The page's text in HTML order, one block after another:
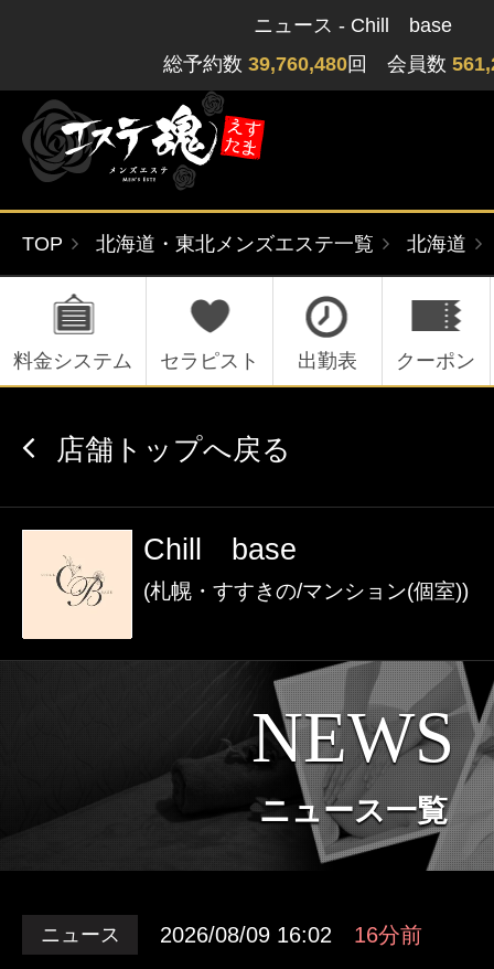
ニュース - Chill base
総予約数 39,760,480回 会員数
閲覧履歴
ゲストさん
関西版
北海道・東北版 九州・沖縄版
無料会員登録
ログイン
夏の特集イベント開催中！
激アツなお店を多数掲載！
メンズエステ店
お店検索ページへ
エリアから探す
セラピスト
セラピスト検索ページ
TOP 北海道・東北メンズエステ一覧 北海道
料金システム セラピスト 出勤表 クーポン
店舗トップへ戻る
Chill base
(札幌・すすきの/マンション(個室))
NEWS
ニュース一覧
ニュース 2026/08/09 16:02 16分前